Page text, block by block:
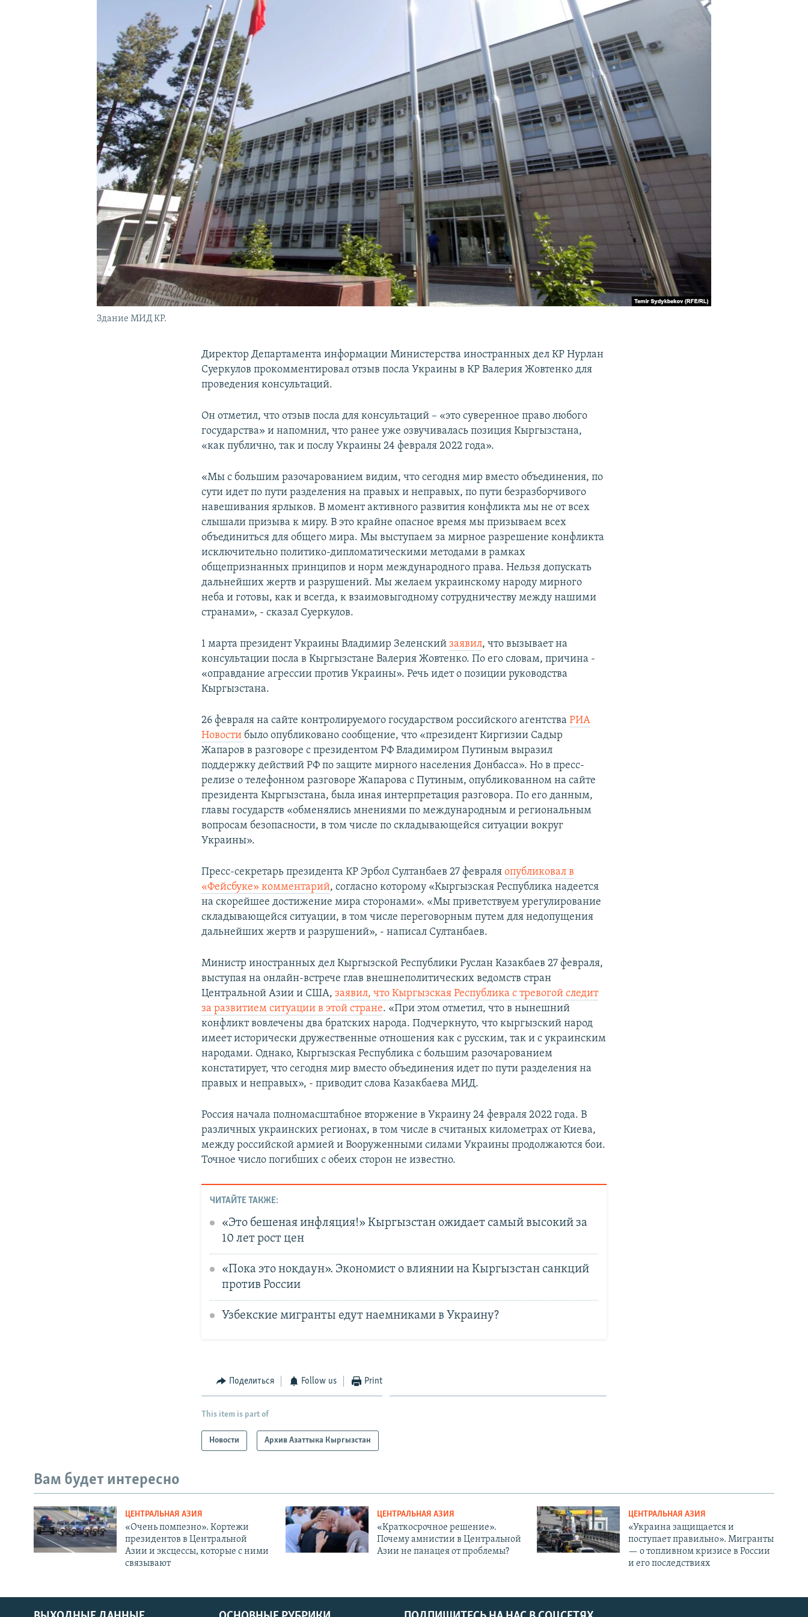
Здание МИД КР.
Директор Департамента информации Министерства иностранных дел КР Нурлан
Суеркулов прокомментировал отзыв посла Украины в КР Валерия Жовтенко для
проведения консультаций.
Он отметил, что отзыв посла для консультаций – «это суверенное право любого
государства» и напомнил, что ранее уже озвучивалась позиция Кыргызстана,
«как публично, так и послу Украины 24 февраля 2022 года».
«Мы с большим разочарованием видим, что сегодня мир вместо объединения, по
сути идет по пути разделения на правых и неправых, по пути безразборчивого
навешивания ярлыков. В момент активного развития конфликта мы не от всех
слышали призыва к миру. В это крайне опасное время мы призываем всех
объединиться для общего мира. Мы выступаем за мирное разрешение конфликта
исключительно политико-дипломатическими методами в рамках
общепризнанных принципов и норм международного права. Нельзя допускать
дальнейших жертв и разрушений. Мы желаем украинскому народу мирного
неба и готовы, как и всегда, к взаимовыгодному сотрудничеству между нашими
странами», - сказал Суеркулов.
1 марта президент Украины Владимир Зеленскийзаявил, что вызывает на
консультации посла в Кыргызстане Валерия Жовтенко. По его словам, причина -
«оправдание агрессии против Украины». Речь идет о позиции руководства
Кыргызстана.
26 февраля на сайте контролируемого государством российского агентстваРИА
Новости было опубликовано сообщение, что «президент Киргизии Садыр
Жапаров в разговоре с президентом РФ Владимиром Путиным выразил
поддержку действий РФ по защите мирного населения Донбасса». Но в пресс-
релизе о телефонном разговоре Жапарова с Путиным, опубликованном на сайте
президента Кыргызстана, была иная интерпретация разговора. По его данным,
главы государств «обменялись мнениями по международным и региональным
вопросам безопасности, в том числе по складывающейся ситуации вокруг
Украины».
Пресс-секретарь президента КР Эрбол Султанбаев 27 февраляопубликовал в
«Фейсбуке» комментарий, согласно которому «Кыргызская Республика надеется
на скорейшее достижение мира сторонами». «Мы приветствуем урегулирование
складывающейся ситуации, в том числе переговорным путем для недопущения
дальнейших жертв и разрушений», - написал Султанбаев.
Министр иностранных дел Кыргызской Республики Руслан Казакбаев 27 февраля,
выступая на онлайн-встрече глав внешнеполитических ведомств стран
Центральной Азии и США,заявил, что Кыргызская Республика с тревогой следит
за развитием ситуации в этой стране. «При этом отметил, что в нынешний
конфликт вовлечены два братских народа. Подчеркнуто, что кыргызский народ
имеет исторически дружественные отношения как с русским, так и с украинским
народами. Однако, Кыргызская Республика с большим разочарованием
констатирует, что сегодня мир вместо объединения идет по пути разделения на
правых и неправых», - приводит слова Казакбаева МИД.
Россия начала полномасштабное вторжение в Украину 24 февраля 2022 года. В
различных украинских регионах, в том числе в считаных километрах от Киева,
между российской армией и Вооруженными силами Украины продолжаются бои.
Точное число погибших с обеих сторон не известно.
ЧИТАЙТЕ ТАКЖЕ:
«Это бешеная инфляция!» Кыргызстан ожидает самый высокий за
10 лет рост цен
«Пока это нокдаун». Экономист о влиянии на Кыргызстан санкций
против России
Узбекские мигранты едут наемниками в Украину?
Поделиться Follow us Print
This item is part of
Новости Архив Азаттыка Кыргызстан
Вам будет интересно
ЦЕНТРАЛЬНАЯ АЗИЯ
«Очень помпезно». Кортежи
президентов в Центральной
Азии и эксцессы, которые с ними
связывают
ЦЕНТРАЛЬНАЯ АЗИЯ
«Краткосрочное решение».
Почему амнистии в Центральной
Азии не панацея от проблемы?
ЦЕНТРАЛЬНАЯ АЗИЯ
«Украина защищается и
поступает правильно». Мигранты
— о топливном кризисе в России
и его последствиях